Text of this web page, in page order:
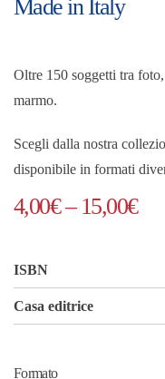
Made in Italy
Oltre 150 soggetti tra
marmo.
Scegli dalla nostra
disponibile in formati
4,00€– 15,00€
da
ISBN
Casa editrice
Formato